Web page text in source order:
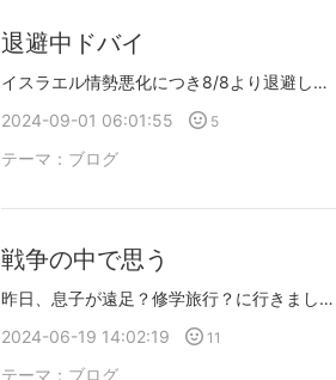
退避中ドバイ
イスラエル情勢悪化につき8/8より退避し、ドバイ滞在中です情勢なんてコントロールできるものでもなくそこに生きる者は翻弄されるしかないのですドバイ滞在またこれも想定外でしたが恵まれてるのでしょうでも、恵まれてるねと、言われるとモヤモヤするのが本音です子どもの学校はどうなるのか？通えない学校に在籍してなんの意味があるのか？受験はどうなるのか？過去になれば糧になったと、良い体験だったと思えるかもしれないけど、先が見えない時に恵まれてるねと、言われるのはモヤモヤします不安はたくさんあるのですだからといって悲しみに暮れてるわけではありませんがそんな中に人質の遺体というニュースはこたえますね今朝は、人質6人のご遺体をガザで発見されたそうですイスラエルでは人質の方々な写真が貼られBring them homeで、国民が一体となってますそういうところに身を置いていると自分の親戚のような気がしてくるのですふと、日本にも拉致被害者がいるのになぜ日本人は国民が一体となって取り返そうとしないのか不思議になります見知らぬ土地に連れ去られどんな気持ちでどんな風に生きているのでしょうね？ご家族の苦しみは計り知れませんこの地球にはそういう理不尽なことがたくさんあるのだと心底思います
2024-09-01 06:01:55
5
テーマ： ブログ
戦争の中で思う
昨日、息子が遠足？修学旅行？に行きました。息子を送っていった後立ち寄った海元々は、イランの攻撃の翌日に予定されていたのですが、自宅待機となり、昨日、無事（？）に開催されました戦争をしないと誓っている日本に生まれ、まさか、戦争真っ最中の国で生活することになるとは思いもしませんでした。イスラエルではまあ、とにかく、戦争のニュースでいっぱいです。当たり前ですがまだ帰ってこない人質、解放された人質だった方、亡くなる兵士毎日、何度も、目にし、一般の方からも、自宅付近に着弾し、心労で亡くなった方、西岸で殺された方胸がつぶれるようなドラマが実際にあり、戦争というのは、ミサイルや爆撃や銃で命がなくなるだけでなくて、間接的にも、命が奪われるものなのだと、知らされます。恐怖と飢えにさらされるガザの悲惨さが報道されイスラエルが批判されればされるほど、October 7を忘れるなと、被害者の惨たらしい画像が流れてくるどうして人は、いつまでたっても殺しあってしまうのでしょうね？２０世紀の終わりころは、世界が和平に向かっていたのに、２１世紀は、世界全体がきな臭くなって、一体どこに向かっていくのでしょうか？テルアビブから見る空は抜けるように青く美しいのに、空の下では殺戮が広がってるなんて悲しくて、、、
2024-06-19 14:02:19
11
テーマ： ブログ